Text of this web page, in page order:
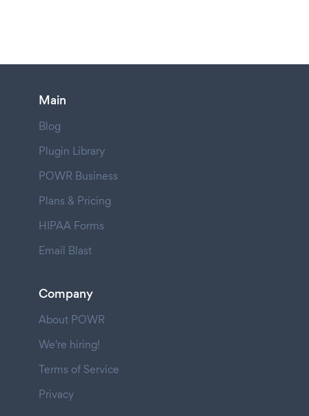
Main
Blog
Plugin Library
POWR Business
Plans & Pricing
HIPAA Forms
Email Blast
Company
About POWR
We're hiring!
Terms of Service
Privacy